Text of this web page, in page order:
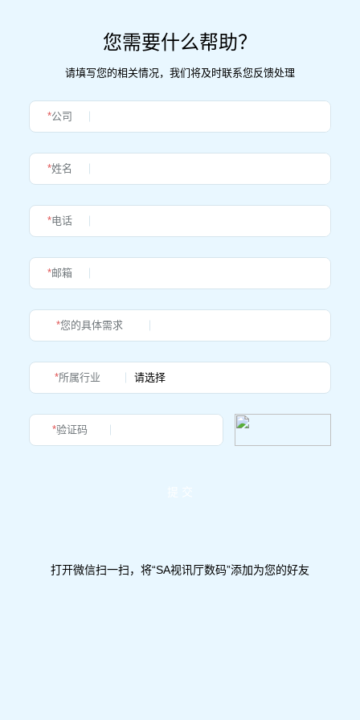
您需要什么帮助？
请填写您的相关情况，我们将及时联系您反馈处理
*公司
*姓名
*电话
*邮箱
*您的具体需求
*所属行业
*验证码
打开微信扫一扫，将“SA视讯厅数码”添加为您的好友